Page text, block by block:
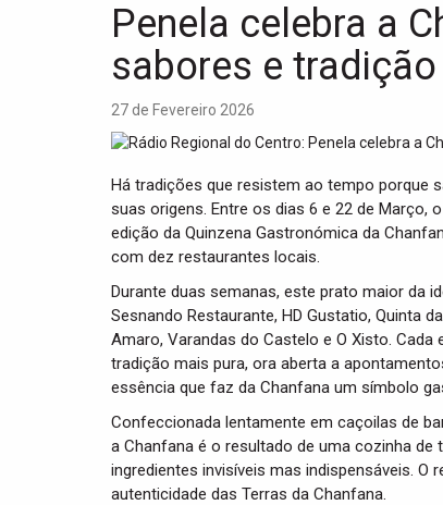
Penela celebra a
sabores e tradição
27 de Fevereiro 2026
Há tradições que resistem ao tempo porque
suas origens. Entre os dias 6 e 22 de Março,
edição da Quinzena Gastronómica da
com dez restaurantes locais.
Durante duas semanas, este prato maior da
Sesnando Restaurante, HD Gustatio, Quinta
Amaro, Varandas do Castelo e O Xisto.
tradição mais pura, ora aberta a
essência que faz da Chanfana um símbolo
Confeccionada lentamente em caçoilas de
a Chanfana é o resultado de uma cozinha de
ingredientes invisíveis mas indispensáveis.
autenticidade das Terras da Chanfana.